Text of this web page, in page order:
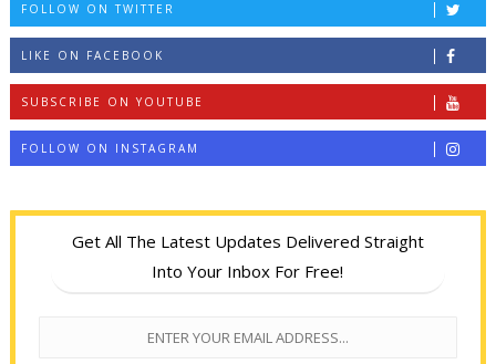
FOLLOW ON TWITTER
LIKE ON FACEBOOK
SUBSCRIBE ON YOUTUBE
FOLLOW ON INSTAGRAM
Get All The Latest Updates Delivered Straight
Into Your Inbox For Free!